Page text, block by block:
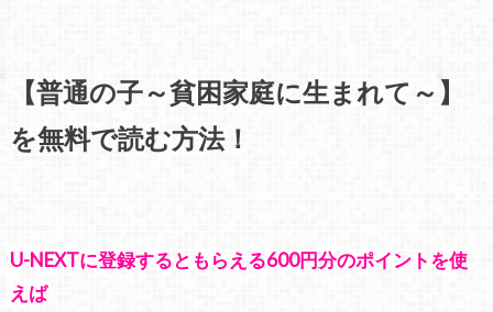
【普通の子～貧困家庭に生まれて～】
を無料で読む方法！
U-NEXTに登録するともらえる600円分のポイントを使
えば